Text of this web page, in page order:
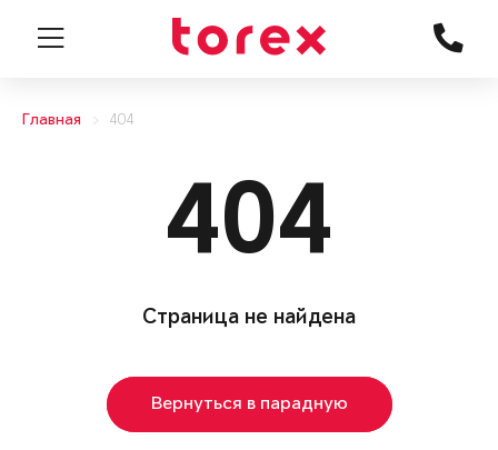
Главная 404
404
Страница не найдена
Вернуться в парадную